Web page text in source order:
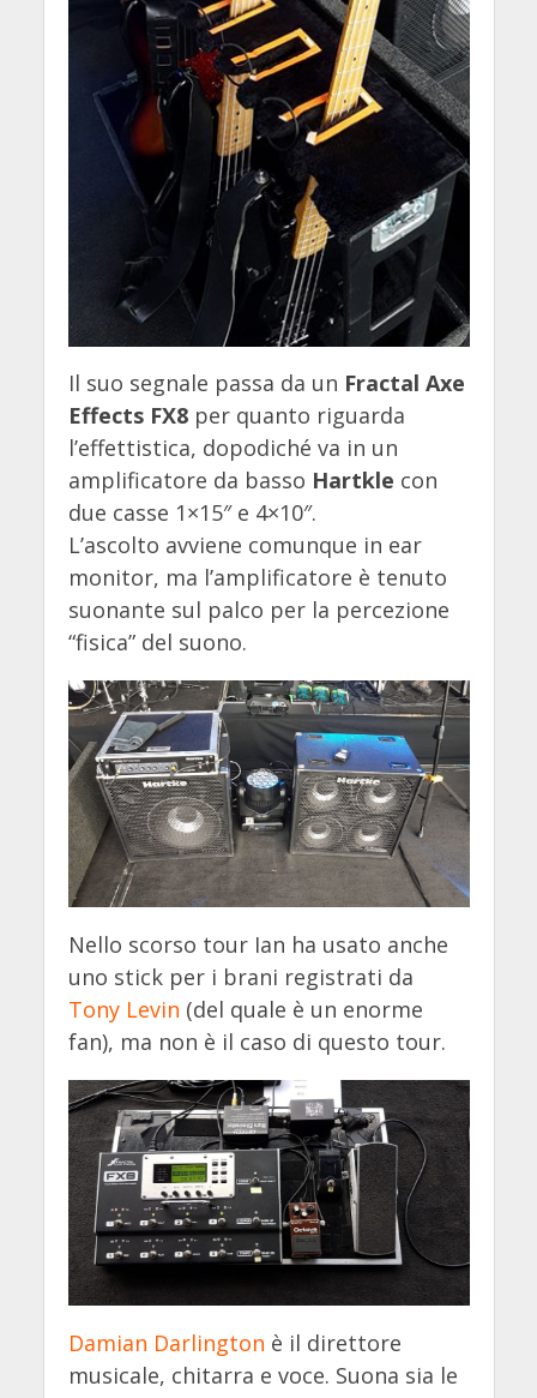
Il suo segnale passa da un Fractal Axe
Effects FX8per quanto riguarda
l’effettistica, dopodiché va in un
amplificatore da basso Hartkle con
due casse 1×15″ e 4×10″.
L’ascolto avviene comunque in ear
monitor, ma l’amplificatore è tenuto
suonante sul palco per la percezione
“fisica” del suono.
Nello scorso tour Ian ha usato anche
uno stick per i brani registrati da
Tony Levin (del quale è un enorme
fan), ma non è il caso di questo tour.
Damian Darlington è il direttore
musicale, chitarra e voce. Suona sia le